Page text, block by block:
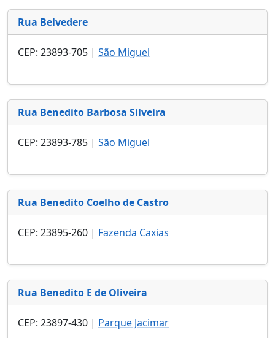
Rua Belvedere
CEP: 23893-705 | São Miguel
Rua Benedito Barbosa Silveira
CEP: 23893-785 | São Miguel
Rua Benedito Coelho de Castro
CEP: 23895-260 | Fazenda Caxias
Rua Benedito E de Oliveira
CEP: 23897-430 | Parque Jacimar